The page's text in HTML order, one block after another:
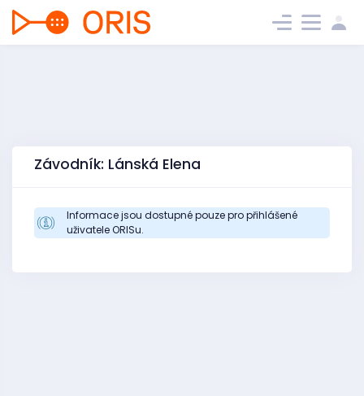
Závodník: Lánská Elena
Informace jsou dostupné pouze pro přihlášené
uživatele ORISu.